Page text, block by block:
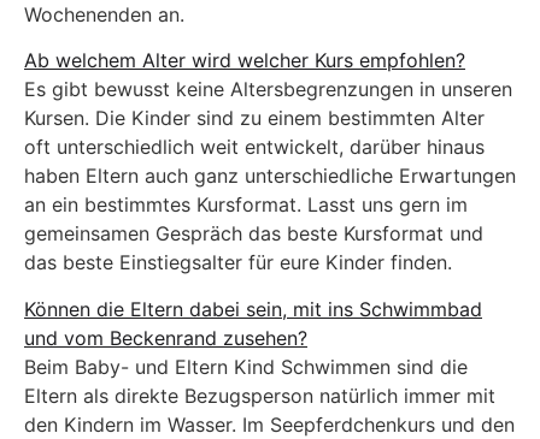
Wochenenden an.
Ab welchem Alter wird welcher Kurs empfohlen?
Es gibt bewusst keine Altersbegrenzungen in unseren
Kursen. Die Kinder sind zu einem bestimmten Alter
oft unterschiedlich weit entwickelt, darüber hinaus
haben Eltern auch ganz unterschiedliche Erwartungen
an ein bestimmtes Kursformat. Lasst uns gern im
gemeinsamen Gespräch das beste Kursformat und
das beste Einstiegsalter für eure Kinder finden.
Können die Eltern dabei sein, mit ins Schwimmbad
und vom Beckenrand zusehen?
Beim Baby- und Eltern Kind Schwimmen sind die
Eltern als direkte Bezugsperson natürlich immer mit
den Kindern im Wasser. Im Seepferdchenkurs und den